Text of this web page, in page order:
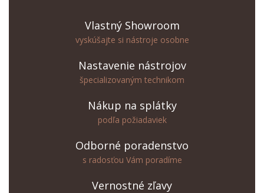
Vlastný Showroom
vyskúšajte si nástroje osobne
Nastavenie nástrojov
špecializovaným technikom
Nákup na splátky
podľa požiadaviek
Odborné poradenstvo
s radosťou Vám poradíme
Vernostné zľavy